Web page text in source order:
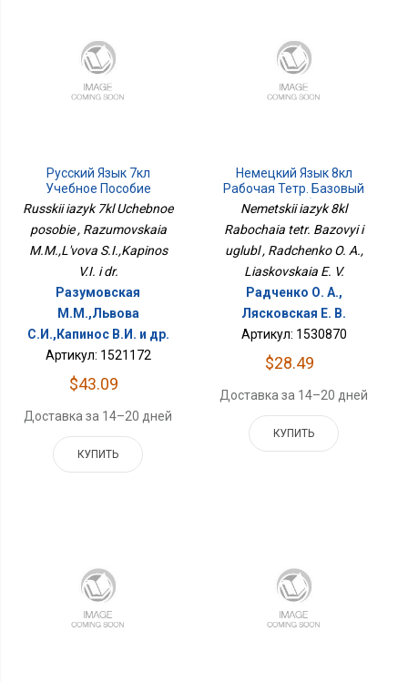
Русский Язык 7кл
Учебное Пособие
Russkii iazyk 7kl Uchebnoe
posobie , Razumovskaia
M.M.,L'vova S.I.,Kapinos
V.I. i dr.
Разумовская
М.М.,Львова
С.И.,Капинос В.И. и др.
Артикул: 1521172
$43.09
Доставка за 14–20 дней
КУПИТЬ
Немецкий Язык 8кл
Рабочая Тетр. Базовый
И Углубл
Nemetskii iazyk 8kl
Rabochaia tetr. Bazovyi i
uglubl , Radchenko O. A.,
Liaskovskaia E. V.
Радченко О. А.,
Лясковская Е. В.
Артикул: 1530870
$28.49
Доставка за 14–20 дней
КУПИТЬ